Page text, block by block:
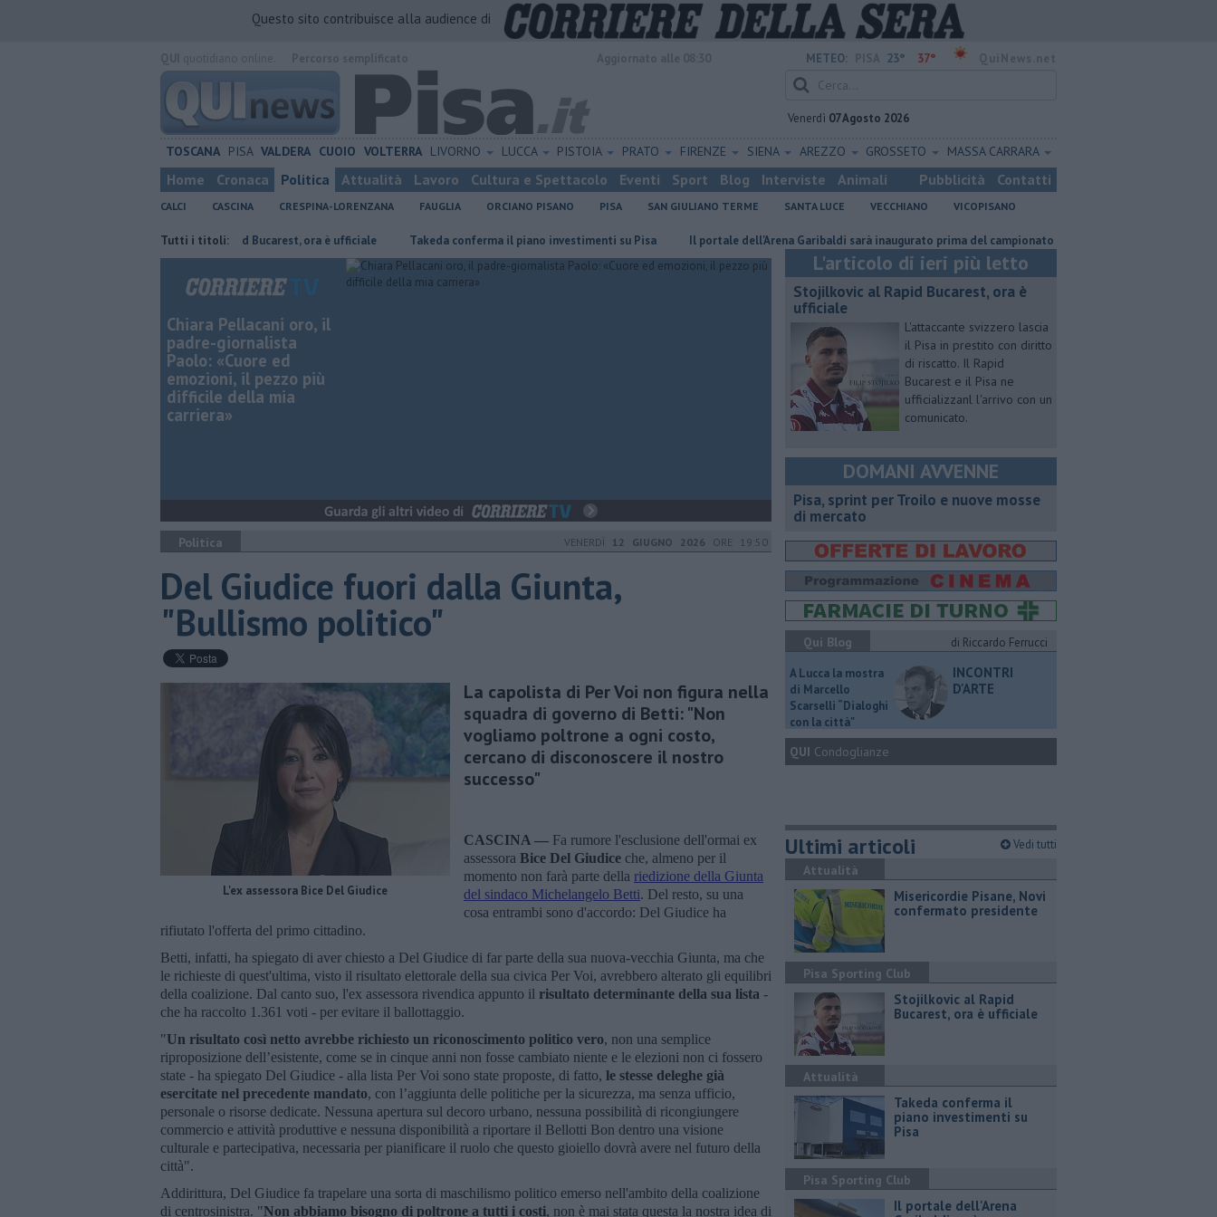
Questo sito contribuisce alla audience di
METEO: 23° 37°
Venerdì 07 Agosto 2026
TOSCANA PISA VALDERA CUOIO VOLTERRA LIVORNO LUCCA PISTOIA PRATO FIRENZE SIENA AREZZO GROSSETO MASSA CARRARA
Home Cronaca Politica Attualità Lavoro Cultura e Spettacolo Eventi Sport Blog Interviste Animali Pubblicità Contatti
CALCI CASCINA CRESPINA-LORENZANA FAUGLIA ORCIANO PISANO PISA SAN GIULIANO TERME SANTA LUCE VECCHIANO VICOPISANO
Tutti i titoli:
Stojilkovic al Rapid Bucarest, ora è ufficiale Takeda conferma il piano investimenti su Pisa Il portale dell'Arena Garibaldi sarà inaugurato prima del campionato Misericordie Pisane, Novi
Chiara Pellacani oro, il
padre-giornalista
Paolo: «Cuore ed
emozioni, il pezzo più
difficile della mia
carriera»
Politica VENERDÌ 12 GIUGNO 2026 ORE 19:50
Del Giudice fuori dalla Giunta,
"Bullismo politico"
L'ex assessora Bice Del Giudice
La capolista di Per Voi non figura nella
squadra di governo di Betti: "Non
vogliamo poltrone a ogni costo,
cercano di disconoscere il nostro
successo"
CASCINA — Fa rumore l'esclusione dell'ormai ex
assessora Bice Del Giudice che, almeno per il
momento non farà parte della riedizione della Giunta
del sindaco Michelangelo Betti. Del resto, su una
cosa entrambi sono d'accordo: Del Giudice ha
rifiutato l'offerta del primo cittadino.
Betti, infatti, ha spiegato di aver chiesto a Del Giudice di far parte della sua nuova-vecchia Giunta, ma che
le richieste di quest'ultima, visto il risultato elettorale della sua civica Per Voi, avrebbero alterato gli equilibri
della coalizione. Dal canto suo, l'ex assessora rivendica appunto il risultato determinante della sua lista -
che ha raccolto 1.361 voti - per evitare il ballottaggio.
"Un risultato così netto avrebbe richiesto un riconoscimento politico vero, non una semplice
riproposizione dell’esistente, come se in cinque anni non fosse cambiato niente e le elezioni non ci fossero
state - ha spiegato Del Giudice - alla lista Per Voi sono state proposte, di fatto, le stesse deleghe già
esercitate nel precedente mandato, con l’aggiunta delle politiche per la sicurezza, ma senza ufficio,
personale o risorse dedicate. Nessuna apertura sul decoro urbano, nessuna possibilità di ricongiungere
commercio e attività produttive e nessuna disponibilità a riportare il Bellotti Bon dentro una visione
culturale e partecipativa, necessaria per pianificare il ruolo che questo gioiello dovrà avere nel futuro della
città".
Addirittura, Del Giudice fa trapelare una sorta di maschilismo politico emerso nell'ambito della coalizione
di centrosinistra. "Non abbiamo bisogno di poltrone a tutti i costi, non è mai stata questa la nostra idea di
L'articolo di ieri più letto
Stojilkovic al Rapid Bucarest, ora è
ufficiale
L'attaccante svizzero lascia
il Pisa in prestito con diritto
di riscatto. Il Rapid
Bucarest e il Pisa ne
ufficializzanl l'arrivo con un
comunicato.
DOMANI AVVENNE
Pisa, sprint per Troilo e nuove mosse
di mercato
Qui Blog
di Riccardo Ferrucci
A Lucca la mostra
di Marcello
Scarselli “Dialoghi
con la città"
INCONTRI
D'ARTE
QUI Condoglianze
Ultimi articoli Vedi tutti
Attualità
Misericordie Pisane, Novi
confermato presidente
Pisa Sporting Club
Stojilkovic al Rapid
Bucarest, ora è ufficiale
Attualità
Takeda conferma il
piano investimenti su
Pisa
Pisa Sporting Club
Il portale dell'Arena